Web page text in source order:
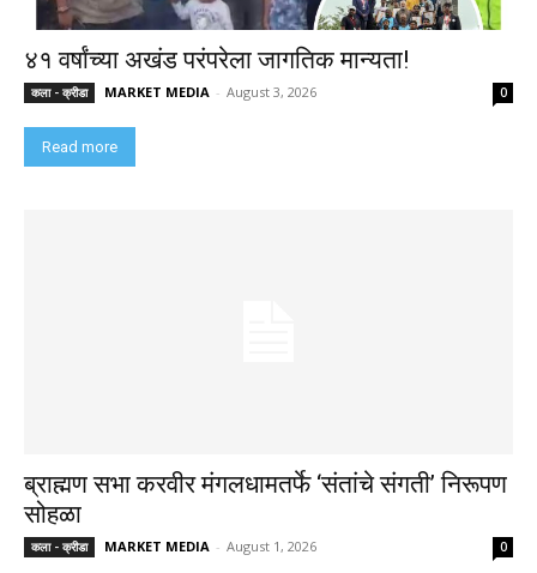
४१ वर्षांच्या अखंड परंपरेला जागतिक मान्यता!
कला - क्रीडा MARKET MEDIA - August 3, 2026 0
Read more
ब्राह्मण सभा करवीर मंगलधामतर्फे ‘संतांचे संगती’ निरूपण
सोहळा
कला - क्रीडा MARKET MEDIA - August 1, 2026 0